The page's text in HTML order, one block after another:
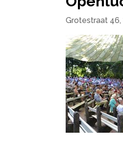
Grotestraat 46,